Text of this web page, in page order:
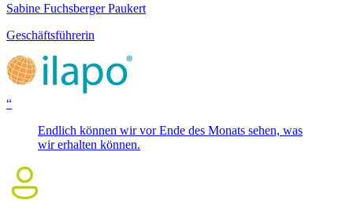
Sabine Fuchsberger Paukert
Geschäftsführerin
“
Endlich können wir vor Ende des Monats sehen, was
wir erhalten können.